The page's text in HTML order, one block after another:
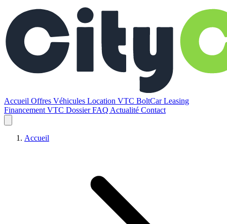
Accueil Offres Véhicules Location VTC BoltCarLeasing
Financement VTC DossierFAQ Actualité Contact
Accueil